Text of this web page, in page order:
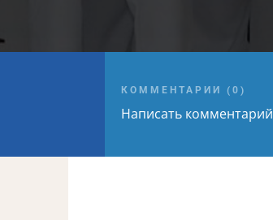
КОММЕНТАРИИ (0)
Написать комментарий